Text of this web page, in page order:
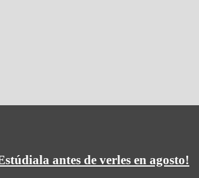
antes de verles en agosto!